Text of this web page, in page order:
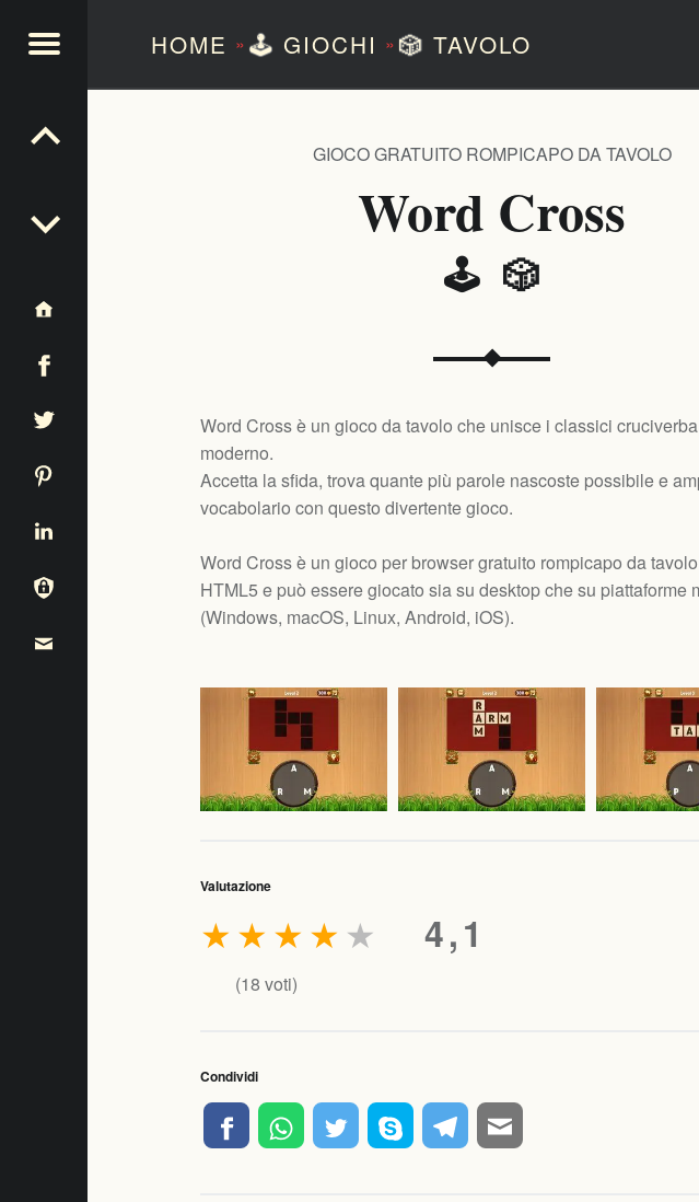
HOME »🕹️ GIOCHI »🎲 TAVOLO
Word Cross
🕹️ 🎲
GIOCO GRATUITO ROMPICAPO DA TAVOLO
Word Cross è un gioco da tavolo che unisce i classici
moderno.
Accetta la sfida, trova quante più parole nascoste possibile e
vocabolario con questo divertente gioco.
Word Cross è un gioco per browser gratuito rompicapo da
HTML5 e può essere giocato sia su desktop che su piattaforme
(Windows, macOS, Linux, Android, iOS).
Valutazione
4,1
★
★
★
★
★
(18 voti)
Condividi